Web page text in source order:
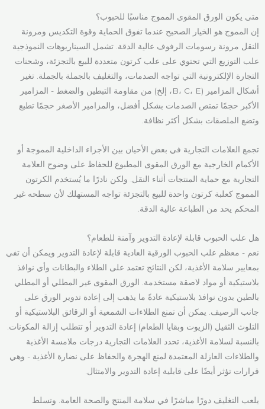
متى يكون الورق المقوى المموج مناسبًا للحبوب؟
إن المموج هو الخيار الصحيح عندما تفوق الحماية وقوة التكديس ومرونة
النقل مرونة رسومات الرفوف عالية الدقة. تشمل السيناريوهات النموذجية
علب التوزيع التي تحتوي على علب كرتون متعددة للبيع بالتجزئة، وشحنات
التجارة الإلكترونية التي تواجه الصدمات، والتغليف بالجملة بالجملة. تغير
أشكال المزامير (B، C، E، إلخ) من مقاومة التبطين والضغط - المزامير
الأكبر حجمًا تمتص الصدمات بشكل أفضل، والمزامير الأصغر حجمًا تطبع
وتضع الملصقات بشكل أكثر نظافة.
تجمع العلامات التجارية في بعض الأحيان بين الأجزاء الداخلية المموجة أو
الأكمام الخارجية مع الورق المقوى المطبوع للحفاظ على وضوح العلامة
التجارية مع حماية المنتجات أثناء النقل. ولكن نادرًا ما يُستخدم الكرتون
المموج كعلبة كرتون واحدة للبيع بالتجزئة تواجه المستهلك لأن سطحه غير
المحكم يحد من الطباعة عالية الدقة.
هل علب الحبوب قابلة لإعادة التدوير وآمنة للطعام؟
نعم - معظم علب الحبوب الورقية العادية قابلة لإعادة التدوير ويمكن أن تفي
بمعايير سلامة الأغذية، لكن النتائج تعتمد على الطلاء والبطانات وأي نوافذ
بلاستيكية أو مواد لاصقة مستخدمة. الورق المقوى غير المطلي أو المطلي
بالطين بدون نوافذ بلاستيكية عادةً ما يذهب إلى إعادة تدوير الورق على
جانب الرصيف. يمكن أن تمنع الطلاءات الشمعية أو الرقائق البلاستيكية أو
التلوث الثقيل (الزيوت وبقايا الطعام) إعادة التدوير أو تتطلب إزالة المكونات.
بالنسبة لسلامة الأغذية، تحدد العلامات التجارية درجات ملامسة الأغذية
والطلاءات العازلة المعتمدة لمنع الهجرة والحفاظ على نضارة الأغذية - وهي
قرارات تؤثر أيضًا على قابلية إعادة التدوير والامتثال.
يلعب التغليف دورًا مباشرًا في سلامة المنتج والصحة العامة. وتسلط